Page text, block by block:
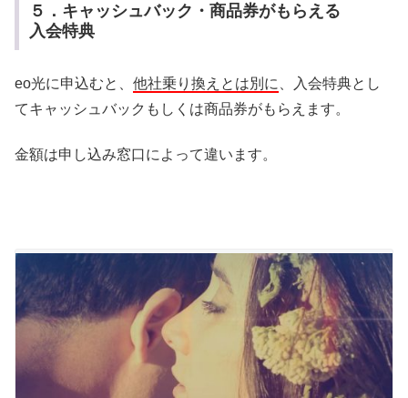
５．キャッシュバック・商品券がもらえる
入会特典
eo光に申込むと、 他社乗り換えとは別に
、入会特典とし
てキャッシュバックもしくは商品券がもらえます。
金額は申し込み窓口によって違います。